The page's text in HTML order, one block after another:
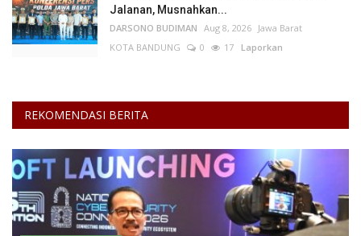
Perempuan/AnakJalanan, Musnahkan...
DARSONO BUDIMAN Aug 8, 2026 Jawa Barat
KOTA BANDUNG
0 17 Laporkan
REKOMENDASI BERITA